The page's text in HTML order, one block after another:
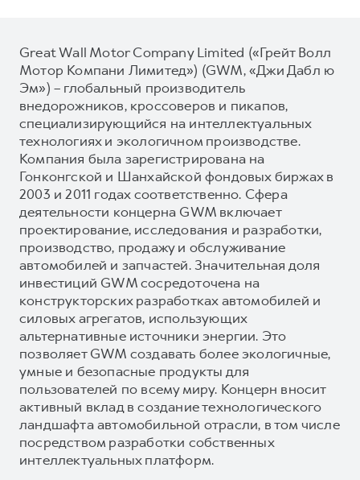
Great Wall Motor Company Limited («Грейт Волл
Мотор Компани Лимитед») (GWM, «Джи Дабл ю
Эм») – глобальный производитель
внедорожников, кроссоверов и пикапов,
специализирующийся на интеллектуальных
технологиях и экологичном производстве.
Компания была зарегистрирована на
Гонконгской и Шанхайской фондовых биржах в
2003 и 2011 годах соответственно. Сфера
деятельности концерна GWM включает
проектирование, исследования и разработки,
производство, продажу и обслуживание
автомобилей и запчастей. Значительная доля
инвестиций GWM сосредоточена на
конструкторских разработках автомобилей и
силовых агрегатов, использующих
альтернативные источники энергии. Это
позволяет GWM создавать более экологичные,
умные и безопасные продукты для
пользователей по всему миру. Концерн вносит
активный вклад в создание технологического
ландшафта автомобильной отрасли, в том числе
посредством разработки собственных
интеллектуальных платформ.